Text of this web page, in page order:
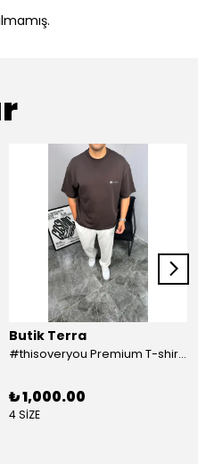
Butik Terra
#thisoveryou Premium T-shirt Kahve
₺ 1,000.00
4 SİZE